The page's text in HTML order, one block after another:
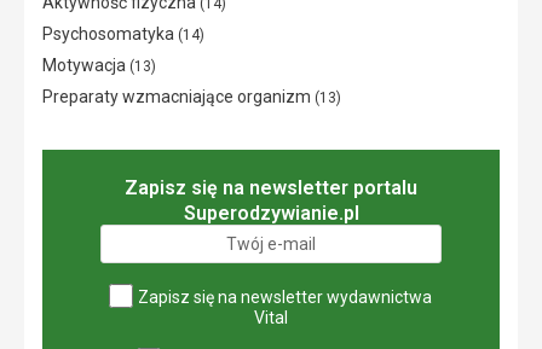
Psychosomatyka (14)
Motywacja (13)
Preparaty wzmacniające organizm (13)
Zapisz się na newsletter portalu
Superodzywianie.pl
Zapisz się na newsletter wydawnictwa
Vital